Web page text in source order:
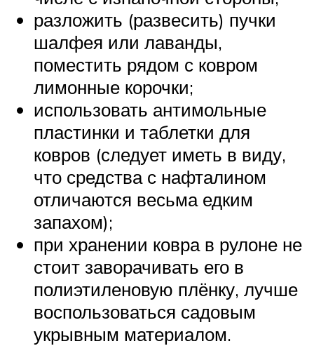
разложить (развесить) пучки
шалфея или лаванды,
поместить рядом с ковром
лимонные корочки;
использовать антимольные
пластинки и таблетки для
ковров (следует иметь в виду,
что средства с нафталином
отличаются весьма едким
запахом);
при хранении ковра в рулоне не
стоит заворачивать его в
полиэтиленовую плёнку, лучше
воспользоваться садовым
укрывным материалом.